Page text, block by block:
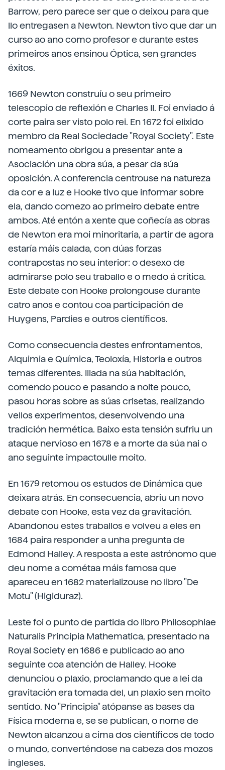
Barrow, pero parece ser que o deixou para que
llo entregasen a Newton. Newton tivo que dar un
curso ao ano como profesor e durante estes
primeiros anos ensinou Óptica, sen grandes
éxitos.
1669 Newton construíu o seu primeiro
telescopio de reflexión e Charles II. Foi enviado á
corte paira ser visto polo rei. En 1672 foi elixido
membro da Real Sociedade "Royal Society". Este
nomeamento obrigou a presentar ante a
Asociación una obra súa, a pesar da súa
oposición. A conferencia centrouse na natureza
da cor e a luz e Hooke tivo que informar sobre
ela, dando comezo ao primeiro debate entre
ambos. Até entón a xente que coñecía as obras
de Newton era moi minoritaria, a partir de agora
estaría máis calada, con dúas forzas
contrapostas no seu interior: o desexo de
admirarse polo seu traballo e o medo á crítica.
Este debate con Hooke prolongouse durante
catro anos e contou coa participación de
Huygens, Pardies e outros científicos.
Como consecuencia destes enfrontamentos,
Alquimia e Química, Teoloxía, Historia e outros
temas diferentes. Illada na súa habitación,
comendo pouco e pasando a noite pouco,
pasou horas sobre as súas crisetas, realizando
vellos experimentos, desenvolvendo una
tradición hermética. Baixo esta tensión sufriu un
ataque nervioso en 1678 e a morte da súa nai o
ano seguinte impactoulle moito.
En 1679 retomou os estudos de Dinámica que
deixara atrás. En consecuencia, abriu un novo
debate con Hooke, esta vez da gravitación.
Abandonou estes traballos e volveu a eles en
1684 paira responder a unha pregunta de
Edmond Halley. A resposta a este astrónomo que
deu nome a cométaa máis famosa que
apareceu en 1682 materializouse no libro "De
Motu" (Higiduraz).
Leste foi o punto de partida do libro Philosophiae
Naturalis Principia Mathematica, presentado na
Royal Society en 1686 e publicado ao ano
seguinte coa atención de Halley. Hooke
denunciou o plaxio, proclamando que a lei da
gravitación era tomada del, un plaxio sen moito
sentido. No "Principia" atópanse as bases da
Física moderna e, se se publican, o nome de
Newton alcanzou a cima dos científicos de todo
o mundo, converténdose na cabeza dos mozos
ingleses.